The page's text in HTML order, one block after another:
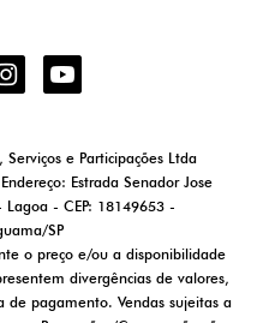
Serviços e Participações Ltda
Estrada Senador Jose
- CEP: 18149653 -
SP
o preço e/ou a disponibilidade
divergências de valores,
pagamento. Vendas sujeitas a